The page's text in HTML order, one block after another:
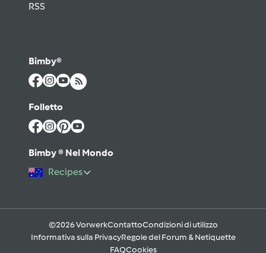
RSS
Bimby®
Folletto
Bimby ® Nel Mondo
Recipes
©2026 VorwerkContattoCondizioni di utilizzo
Informativa sulla PrivacyRegole del Forum & Netiquette
FAQCookies